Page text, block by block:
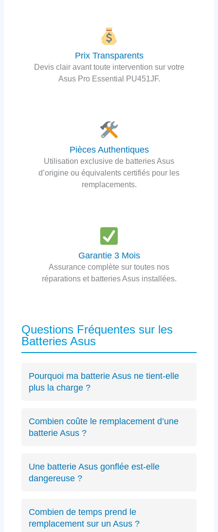
Prix Transparents
Devis clair avant toute intervention sur votre
Asus Pro Essential PU451JF.
Pièces Authentiques
Utilisation exclusive de batteries Asus
d’origine ou équivalents certifiés pour les
remplacements.
Garantie 3 Mois
Assurance complète sur toutes nos
réparations et batteries Asus installées.
Questions Fréquentes sur les
Batteries Asus
Pourquoi ma batterie Asus ne tient-elle
plus la charge ?
spécifique Asus ou des cycles de charge
excessifs. Undiagnostic précis
Combien coûte le remplacement d’une
batterie Asus ?
à partir de 89€ selon le modèle, avec un devis
transparent avant intervention.
Une batterie Asus gonflée est-elle
dangereuse ?
risques de sécurité. Éteignez immédiatement
votre PC et contactez-nous.
Combien de temps prend le
remplacement sur un Asus ?